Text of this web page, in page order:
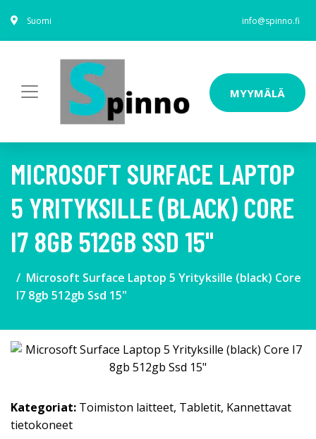
Suomi info@spinno.fi
MYYMÄLÄ
MICROSOFT SURFACE LAPTOP
5 YRITYKSILLE (BLACK) CORE
I7 8GB 512GB SSD 15"
Microsoft Surface Laptop 5 Yrityksille (black) Core
I7 8gb 512gb Ssd 15"
Kategoriat: Toimiston laitteet, Tabletit, Kannettavat
tietokoneet